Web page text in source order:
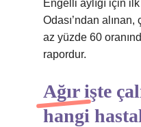
Engelli aylığı için
Odası’ndan
az yüzde 60
rapordur.
Ağır işte
hangi